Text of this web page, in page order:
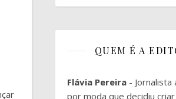
QUEM É A
Flávia Pereira - Jornalista
por moda que decidiu